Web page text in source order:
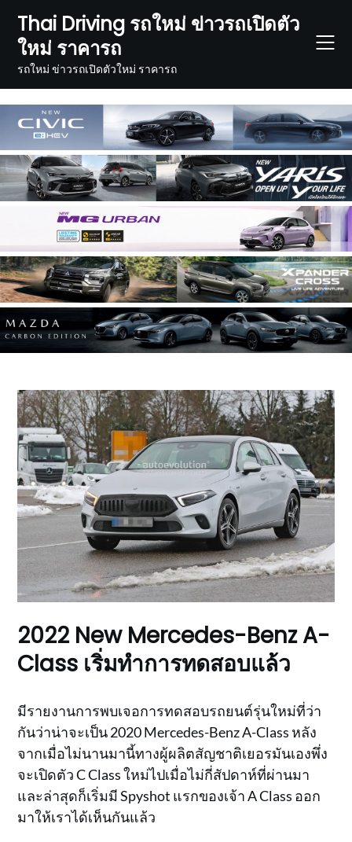
content
Thai Driving รถใหม่ ข่าวรถเปิดตัว
ใหม่ ราคารถ
รถใหม่ ข่าวรถเปิดตัวใหม่ ราคารถ
2022 New Mercedes-Benz A-
Class เริ่มทำการทดสอบแล้ว
มีรายงานการพบเจอการทดสอบรถยนต์รุ่นใหม่ที่ว่า
กันว่าน่าจะเป็น 2020 Mercedes-Benz A-Class หลัง
จากเมื่อไม่นานมานี้ทางผู้ผลิตสัญชาติเยอรมันเองพึ่ง
จะเปิดตัว C Class ใหม่ไปเมื่อไม่กี่สัปดาห์ที่ผ่านมา
และล่าสุดก็เริ่มมี Spyshot แรกของเจ้า A Class ออก
มาให้เราได้เห็นกันแล้ว